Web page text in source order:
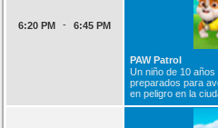
6:20 PM - 6:45 PM
PAW Patrol
Un niño de 10
preparados para
en peligro en la